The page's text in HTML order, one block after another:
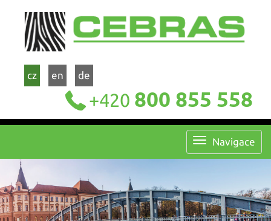
cz en de
+420 800 855 558
Navigace